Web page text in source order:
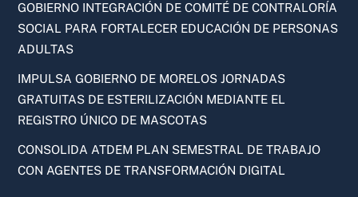
GOBIERNO INTEGRACIÓN DE COMITÉ DE CONTRALORÍA
SOCIAL PARA FORTALECER EDUCACIÓN DE PERSONAS
ADULTAS
IMPULSA GOBIERNO DE MORELOS JORNADAS
GRATUITAS DE ESTERILIZACIÓN MEDIANTE EL
REGISTRO ÚNICO DE MASCOTAS
CONSOLIDA ATDEM PLAN SEMESTRAL DE TRABAJO
CON AGENTES DE TRANSFORMACIÓN DIGITAL